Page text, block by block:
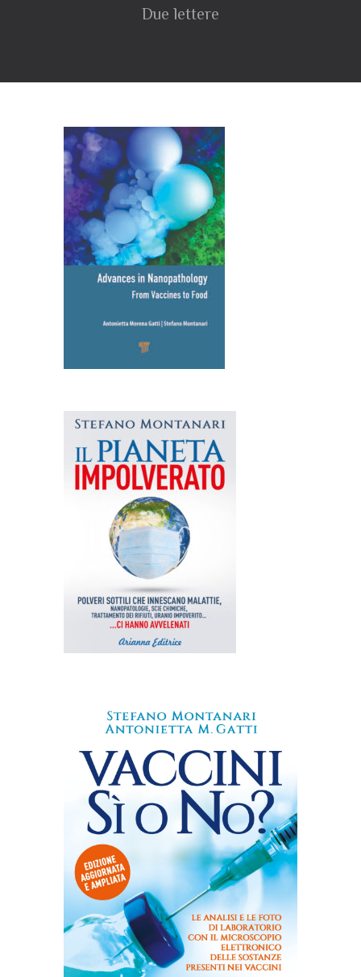
Due lettere